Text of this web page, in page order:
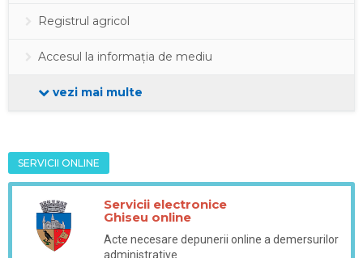
Registrul agricol
Accesul la informația de mediu
vezi mai multe
SERVICII ONLINE
Servicii electronice
Ghiseu online
Acte necesare depunerii online a demersurilor
administrative